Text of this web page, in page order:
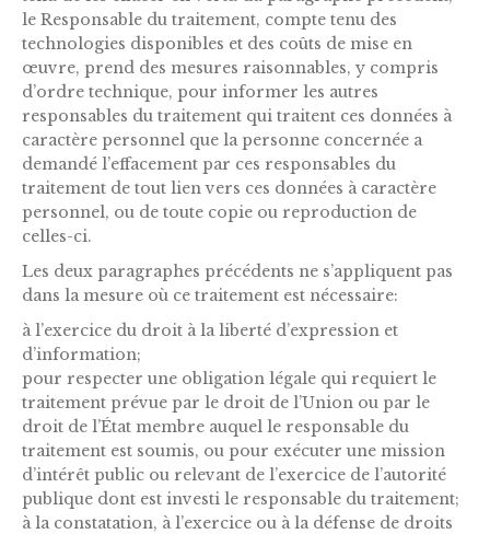
le Responsable du traitement, compte tenu des
technologies disponibles et des coûts de mise en
œuvre, prend des mesures raisonnables, y compris
d’ordre technique, pour informer les autres
responsables du traitement qui traitent ces données à
caractère personnel que la personne concernée a
demandé l’effacement par ces responsables du
traitement de tout lien vers ces données à caractère
personnel, ou de toute copie ou reproduction de
celles-ci.
Les deux paragraphes précédents ne s’appliquent pas
dans la mesure où ce traitement est nécessaire:
à l’exercice du droit à la liberté d’expression et
d’information;
pour respecter une obligation légale qui requiert le
traitement prévue par le droit de l’Union ou par le
droit de l’État membre auquel le responsable du
traitement est soumis, ou pour exécuter une mission
d’intérêt public ou relevant de l’exercice de l’autorité
publique dont est investi le responsable du traitement;
à la constatation, à l’exercice ou à la défense de droits